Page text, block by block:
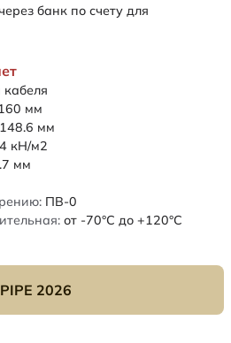
мм
148.6 мм
кН/м2
мм
ПВ-0
от -70°C до +120°C
2026
банк по счету для